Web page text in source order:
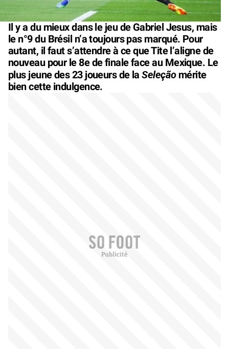
Il y a du mieux dans le jeu de Gabriel Jesus, mais
le n°9 du Brésil n’a toujours pas marqué. Pour
autant, il faut s’attendre à ce que Tite l’aligne de
nouveau pour le 8e de finale face au Mexique. Le
plus jeune des 23 joueurs de laSeleçãomérite
bien cette indulgence.